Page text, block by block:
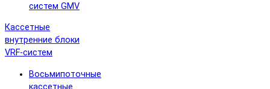
систем GMV
Кассетные
внутренние блоки
VRF-систем
Восьмипоточные
кассетные